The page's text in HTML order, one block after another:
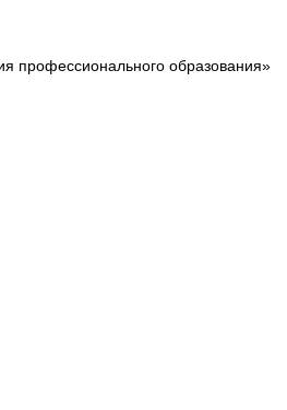
профессионального образования»